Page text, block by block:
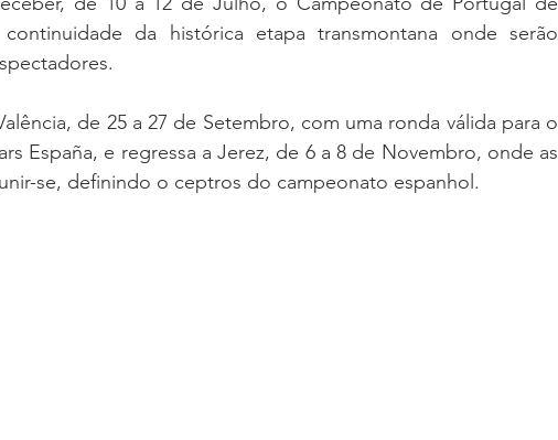
da histórica etapa transmontana onde serão
de 25 a 27 de Setembro, com uma ronda válida para o
España, e regressa a Jerez, de 6 a 8 de Novembro, onde as
se, definindo o ceptros do campeonato espanhol.